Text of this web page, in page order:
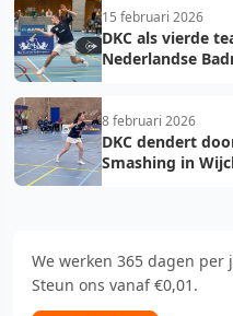
15 februari 2026
DKC als vierde
Nederlandse
8 februari 2026
DKC dendert
Smashing in
We werken 365 dagen
Steun ons vanaf €0,01.